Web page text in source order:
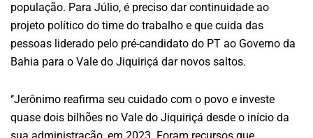
população. Para Júlio, é preciso dar continuidade ao
projeto político do time do trabalho e que cuida das
pessoas liderado pelo pré-candidato do PT ao Governo da
Bahia para o Vale do Jiquiriçá dar novos saltos.
‘’Jerônimo reafirma seu cuidado com o povo e investe
quase dois bilhões no Vale do Jiquiriçá desde o início da